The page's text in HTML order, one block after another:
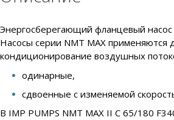
Энергосберегающий фланцевый насос
Насосы серии NMT MAX применяются
кондиционирование воздушных
одинарные,
сдвоенные с изменяемой
В IMP PUMPS NMT MAX II C 65/180